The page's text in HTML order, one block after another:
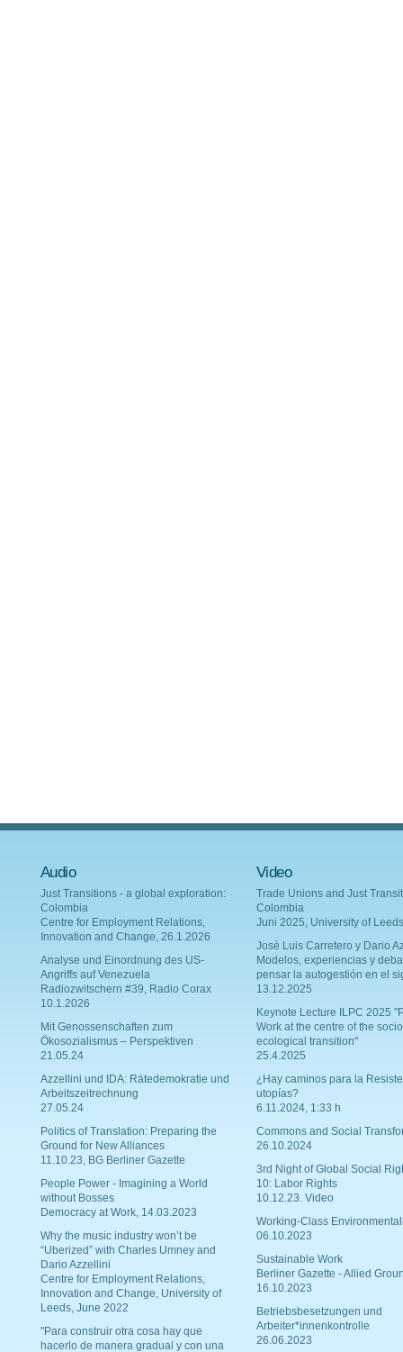
Audio
Just Transitions - a global exploration:
Colombia
Centre for Employment Relations,
Innovation and Change, 26.1.2026
Analyse und Einordnung des US-
Angriffs auf Venezuela
Radiozwitschern #39, Radio Corax
10.1.2026
Mit Genossenschaften zum
Ökosozialismus – Perspektiven
21.05.24
Azzellini und IDA: Rätedemokratie und
Arbeitszeitrechnung
27.05.24
Politics of Translation: Preparing the
Ground for New Alliances
11.10.23, BG Berliner Gazette
People Power - Imagining a World
without Bosses
Democracy at Work, 14.03.2023
Why the music industry won’t be
“Uberized” with Charles Umney and
Dario Azzellini
Centre for Employment Relations,
Innovation and Change, University of
Leeds, June 2022
"Para construir otra cosa hay que
hacerlo de manera gradual y con una
Video
Trade Unions and Just
Colombia
Juni 2025, University of Leeds
Josè Luis Carretero y Dario
Modelos, experiencias y
pensar la autogestión en el
13.12.2025
Keynote Lecture ILPC 2025
Work at the centre of the
ecological transition"
25.4.2025
¿Hay caminos para la
utopías?
6.11.2024, 1:33 h
Commons and Social
26.10.2024
3rd Night of Global Social
10: Labor Rights
10.12.23. Video
Working-Class
06.10.2023
Sustainable Work
Berliner Gazette - Allied
16.10.2023
Betriebsbesetzungen und
Arbeiter*innenkontrolle
26.06.2023